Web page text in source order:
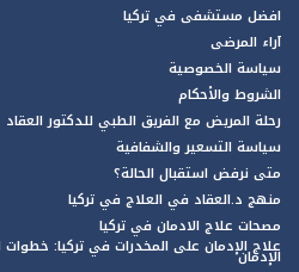
افضل مستشفى في تركيا
آراء المرضى
سياسة الخصوصية
الشروط والأحكام
رحلة المريض مع الفريق الطبي للدكتور العقاد
سياسة التسعير والشفافية
متى نرفض استقبال الحالة؟
منهج د.العقاد في العلاج في تركيا
مصحات علاج الادمان في تركيا
علاج الإدمان على المخدرات في تركيا:
الإدمان